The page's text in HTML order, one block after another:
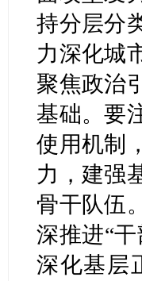
持分层分
力深化城
聚焦政治
基础。要
使用机制
力，建强
骨干队伍
深推进“
深化基层